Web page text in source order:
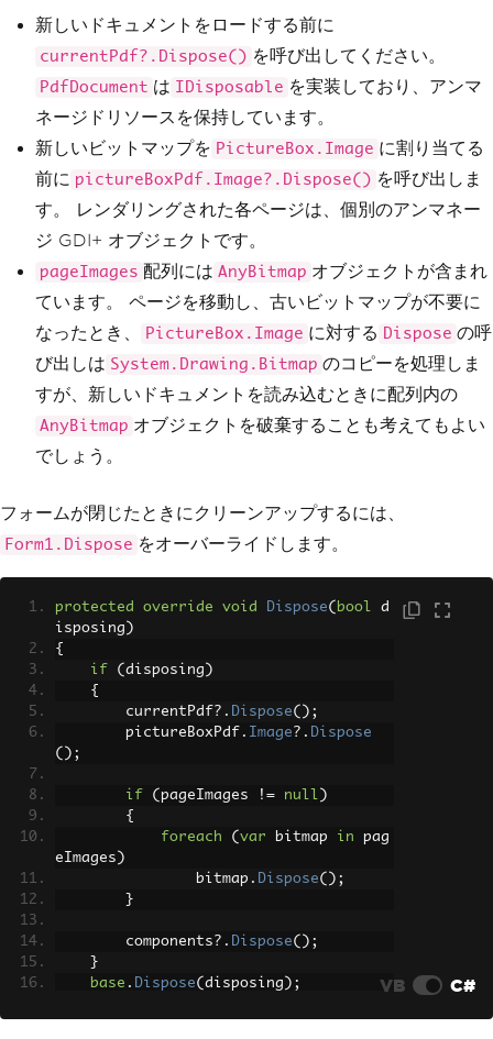
新しいドキュメントをロードする前に
currentPdf?.Dispose() を呼び出してください。
PdfDocument は IDisposable を実装しており、アンマ
ネージドリソースを保持しています。
新しいビットマップを PictureBox.Image に割り当てる
前に pictureBoxPdf.Image?.Dispose() を呼び出しま
す。 レンダリングされた各ページは、個別のアンマネー
ジ GDI+ オブジェクトです。
pageImages 配列には AnyBitmap オブジェクトが含まれ
ています。 ページを移動し、古いビットマップが不要に
なったとき、
PictureBox.Image に対する Dispose の呼
び出しは System.Drawing.Bitmap のコピーを処理しま
すが、新しいドキュメントを読み込むときに配列内の
AnyBitmap オブジェクトを破棄することも考えてもよい
でしょう。
フォームが閉じたときにクリーンアップするには、
Form1.Dispose をオーバーライドします。
protected override void Dispose( bool
d
isposing )
{
if
( disposing )
{
        currentPdf
?. Dispose();
        pictureBoxPdf
. Image?. Dispose
();
if ( pageImages != null
)
{
foreach
( var bitmap in pag
eImages )
                bitmap
. Dispose();
}
        components
?. Dispose();
}
base . Dispose( disposing );
VB C#